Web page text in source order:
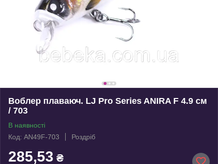
Воблер плаваюч. LJ Pro Series ANIRA F 4.9 см
/ 703
В наявності
Код: AN49F-703
Роздріб
285,53 ₴